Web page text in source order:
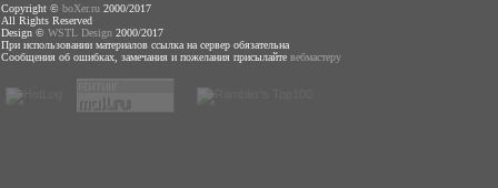
Copyright © boXer.ru 2000/2017
All Rights Reserved
Design © WSTL Design 2000/2017
При использовании материалов ссылка на сервер обязательна
Сообщения об ошибках, замечания и пожелания присылайте вебмастеру